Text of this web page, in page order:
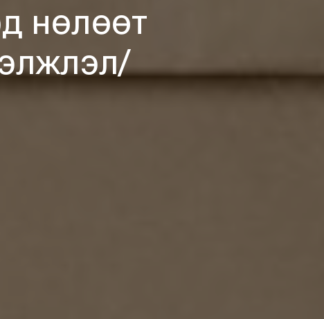
нөлөөт